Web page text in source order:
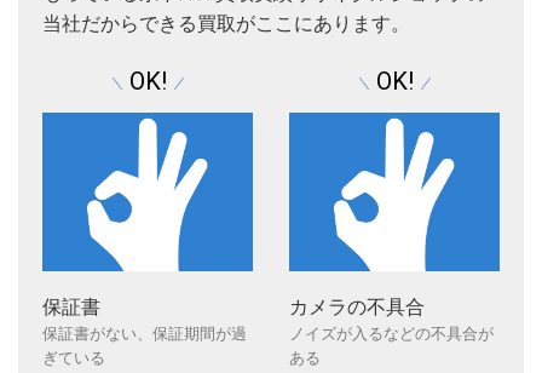
当社だからできる買取がここにあります。
OK!
保証書
保証書がない、保証期間が過
ぎている
OK!
カメラの不具合
ノイズが入るなどの不具合が
ある